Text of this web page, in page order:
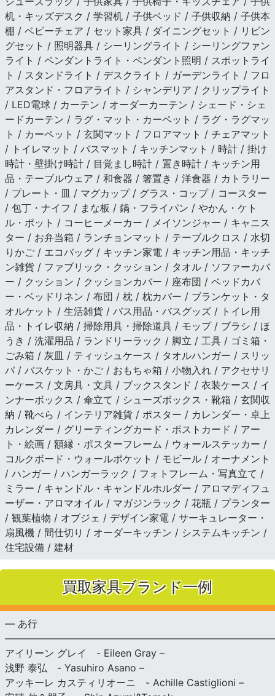
机・キッズデスク / 学習机 / 子供ベッド / 子供収納 / 子供本
棚 / ベビーチェア / セット家具 / ダイニングセット / リビン
グセット / 照明器具 / シーリングライト / シーリングファン
ライト / ペンダントライト・ペンダント照明 / スポットライ
ト / スタンドライト / デスクライト / ガーデンライト / フロ
アスタンド・フロアライト / シャンデリア / クリップライト
/ LED電球 / カーテン / オーダーカーテン / シェード・シェ
ードカーテン / ラグ・マット・カーペット / ラグ・ラグマッ
ト / カーペット / 玄関マット / フロアマット / チェアマット
/ トイレマット / バスマット / キッチンマット / 時計 / 掛け
時計・壁掛け時計 / 目覚まし時計 / 置き時計 / キッチン用
品・テーブルウェア / 和食器 / 箸置き / 洋食器 / カトラリー
/ プレート・皿 / マグカップ / グラス・コップ / コースター
/ 包丁・ナイフ / まな板 / 鍋・フライパン / やかん・ケト
ル・ポット / コーヒーメーカー / メイソンジャー / キャニス
ター / お弁当箱 / ランチョンマット / テーブルクロス / 水切
りかご / エコバッグ / キッチン家電 / キッチン用品・キッチ
ン雑貨 / ファブリック・クッション / タオル / ソファーカバ
ー / クッション / クッションカバー / 座布団 / ベッドカバ
ー・ベッドリネン / 布団 / 枕 / 枕カバー / ブランケット・タ
オルケット / 生活雑貨 / バス用品・バスグッズ / トイレ用
品・トイレ収納 / 掃除用具・掃除道具 / モップ / ブラシ / ほ
うき / 洗濯用品 / ランドリーラック / 脚立 / 工具 / ゴミ箱・
ごみ箱 / 灰皿 / ティッシュケース / タオルハンガー / スリッ
パ / バスケット・かご / おもちゃ箱 / 小物入れ / アクセサリ
ーケース / 文房具・文具 / ブックスタンド / 衣装ケース / イ
ンナーボックス / 傘立て / シューズボックス・靴箱 / 玄関収
納 / 靴べら / インテリア雑貨 / ポスター / カレンダー・卓上
カレンダー / グリーティングカード・ポストカード / アー
ト・絵画 / 額縁・ポスターフレーム / ウォールステッカー /
コルクボード・ウォールポケット / モビール / オーナメント
/ ハンガー / ハンガーラック / フォトフレーム・写真立て /
ミラー / キャンドル・キャンドルホルダー / アロマディフュ
ーザー・アロマオイル / マガジンラック / 花瓶 / プランター
/ 観葉植物 / オブジェ / デザイン家電 / サーキュレーター・
扇風機 / 間仕切り / オーダーキッチン / システムキッチン /
住宅設備 / 建材
買取家具ブランド一例
— あ行
アイリーン グレイ - Eileen Gray –
浅野 泰弘 - Yasuhiro Asano –
アッキーレ カスティリオーニ - Achille Castiglioni –